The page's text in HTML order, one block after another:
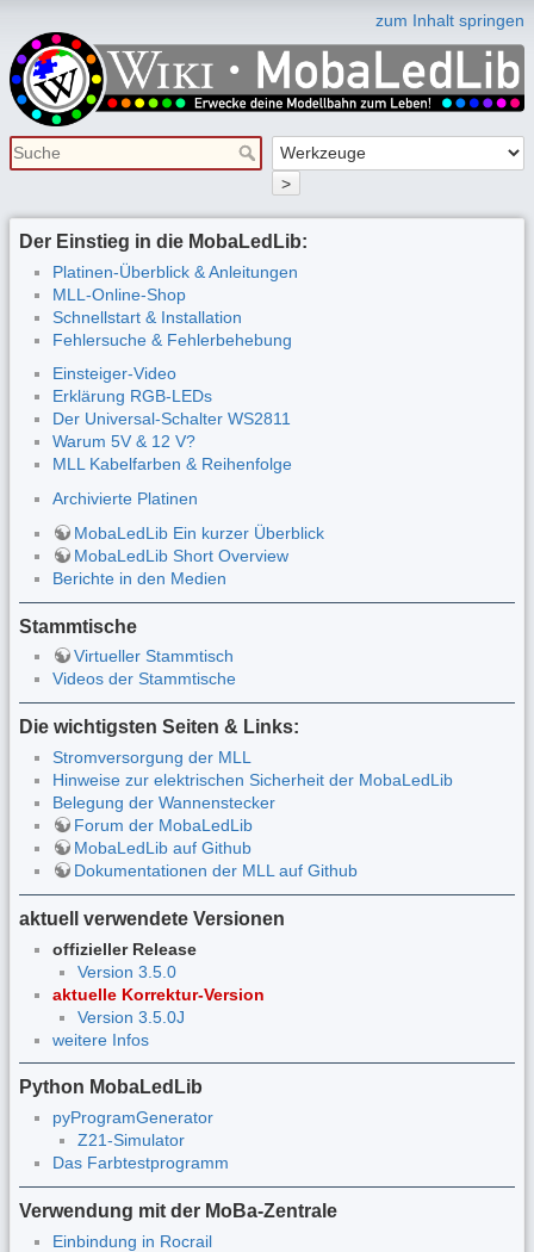
zum Inhalt springen
>
Der Einstieg in die MobaLedLib:
Platinen-Überblick & Anleitungen
MLL-Online-Shop
Schnellstart & Installation
Fehlersuche & Fehlerbehebung
Einsteiger-Video
Erklärung RGB-LEDs
Der Universal-Schalter WS2811
Warum 5V & 12 V?
MLL Kabelfarben & Reihenfolge
Archivierte Platinen
MobaLedLib Ein kurzer Überblick
MobaLedLib Short Overview
Berichte in den Medien
Stammtische
Virtueller Stammtisch
Videos der Stammtische
Die wichtigsten Seiten & Links:
Stromversorgung der MLL
Hinweise zur elektrischen Sicherheit der MobaLedLib
Belegung der Wannenstecker
Forum der MobaLedLib
MobaLedLib auf Github
Dokumentationen der MLL auf Github
aktuell verwendete Versionen
offizieller Release
Version 3.5.0
aktuelle Korrektur-Version
Version 3.5.0J
weitere Infos
Python MobaLedLib
pyProgramGenerator
Z21-Simulator
Das Farbtestprogramm
Verwendung mit der MoBa-Zentrale
Einbindung in Rocrail